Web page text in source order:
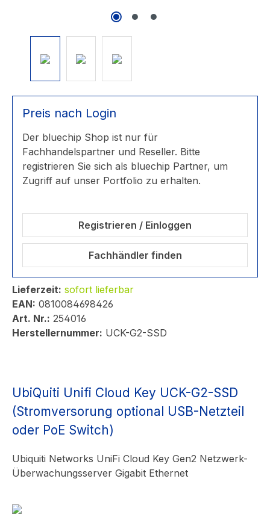
Preis nach Login
Der bluechip Shop ist nur für
Fachhandelspartner und Reseller. Bitte
registrieren Sie sich als bluechip Partner, um
Zugriff auf unser Portfolio zu erhalten.
Registrieren / Einloggen
Fachhändler finden
Lieferzeit: sofort lieferbar
EAN: 0810084698426
Art. Nr.: 254016
Herstellernummer: UCK-G2-SSD
UbiQuiti Unifi Cloud Key UCK-G2-SSD
(Stromversorung optional USB-Netzteil
oder PoE Switch)
Ubiquiti Networks UniFi Cloud Key Gen2 Netzwerk-
Überwachungsserver Gigabit Ethernet